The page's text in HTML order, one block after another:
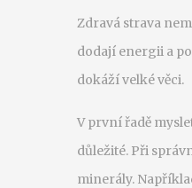
Zdravá strava
dodají energii a
dokáží velké věci.
V první řadě
důležité. Při
minerály.